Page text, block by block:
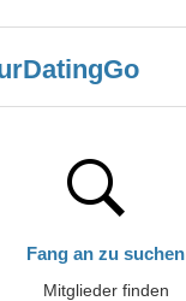
Fang an zu suchen
Mitglieder finden